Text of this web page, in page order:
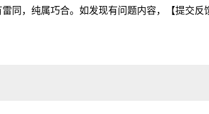
同，纯属巧合。如发现有问题内容， 【提交反